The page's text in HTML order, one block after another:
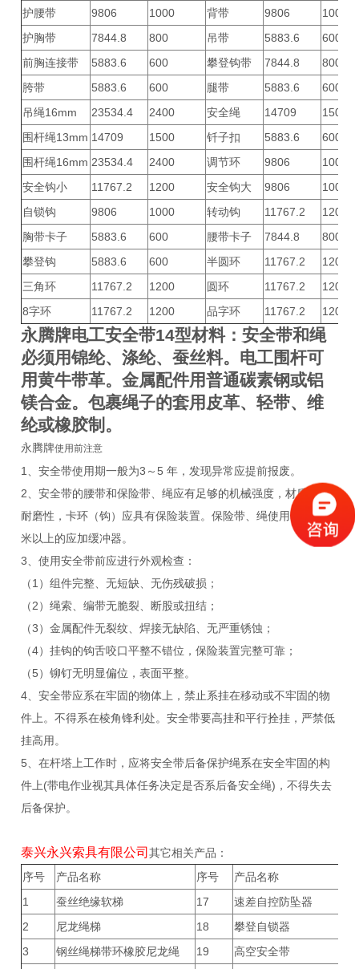
护腰带
9806 1000 背带 9806
1000
护胸带
7844.8 800 吊带 5883.6
600
前胸连接带
5883.6 600 攀登钩带 7844.8
800
胯带
5883.6 600 腿带 5883.6
600
吊绳16mm
23534.4 2400 安全绳 14709
1500
围杆绳13mm 14709 1500 钎子扣 5883.6
600
围杆绳16mm 23534.4 2400 调节环 9806
1000
安全钩小
11767.2 1200 安全钩大 9806
1000
自锁钩
9806 1000 转动钩 11767.2
1200
胸带卡子
5883.6 600 腰带卡子 7844.8
800
攀登钩
5883.6 600 半圆环 11767.2
1200
三角环
11767.2 1200 圆环 11767.2
1200
8字环
11767.2 1200 品字环 11767.2 1200
永腾牌电工安全带14型材料：安全带和绳
必须用锦纶、涤纶、蚕丝料。电工围杆可
用黄牛带革。金属配件用普通碳素钢或铝
镁合金。包裹绳子的套用皮革、轻带、维
纶或橡胶制。
永腾牌使用前注意
1、安全带使用期一般为3～5 年，发现异常应提前报废。
2、安全带的腰带和保险带、绳应有足够的机械强度，材质应有
耐磨性，卡环（钩）应具有保险装置。保险带、绳使用长度在3
米以上的应加缓冲器。
3、使用安全带前应进行外观检查：
（1）组件完整、无短缺、无伤残破损；
（2）绳索、编带无脆裂、断股或扭结；
（3）金属配件无裂纹、焊接无缺陷、无严重锈蚀；
（4）挂钩的钩舌咬口平整不错位，保险装置完整可靠；
（5）铆钉无明显偏位，表面平整。
4、安全带应系在牢固的物体上，禁止系挂在移动或不牢固的物
件上。不得系在棱角锋利处。安全带要高挂和平行拴挂，严禁低
挂高用。
5、在杆塔上工作时，应将安全带后备保护绳系在安全牢固的构
件上(带电作业视其具体任务决定是否系后备安全绳)，不得失去
后备保护。
泰兴永兴索具有限公司其它相关产品：
序号
产品名称 序号
产品名称
1
蚕丝绝缘软梯 17
速差自控防坠器
2
尼龙绳梯 18
攀登自锁器
3
钢丝绳梯带环橡胶尼龙绳 19
高空安全带